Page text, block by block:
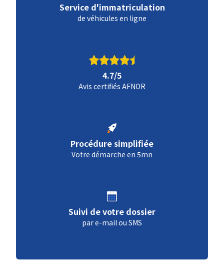
Service d'immatriculation
de véhicules en ligne
4.7/5
Avis certifiés AFNOR
Procédure simplifiée
Votre démarche en 5mn
Suivi de votre dossier
par e-mail ou SMS